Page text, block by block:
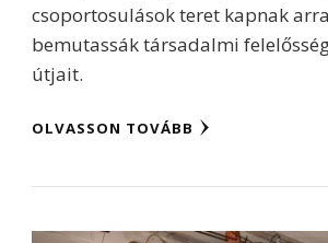
csoportosulások teret kapnak
bemutassák társadalmi
útjait.
OLVASSON TOVÁBB